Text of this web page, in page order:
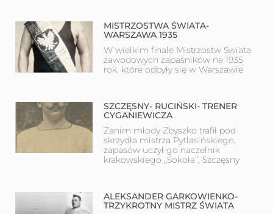
MISTRZOSTWA ŚWIATA-
WARSZAWA 1935
W wielkim finale Mistrzostw Świata
zawodowych zapaśników na 1935
rok, które odbyły się w Warszawie
SZCZĘSNY- RUCIŃSKI- TRENER
CYGANIEWICZA
Zanim młody Zbyszko trafił pod
skrzydła mistrza Pytlasińskiego,
zapasów uczył go naczelnik
krakowskiego „Sokoła”, Szczęsny
ALEKSANDER GARKOWIENKO-
TRZYKROTNY MISTRZ ŚWIATA